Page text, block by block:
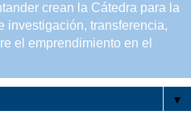
crean la Cátedra para la
investigación, transferencia,
el emprendimiento en el
▼